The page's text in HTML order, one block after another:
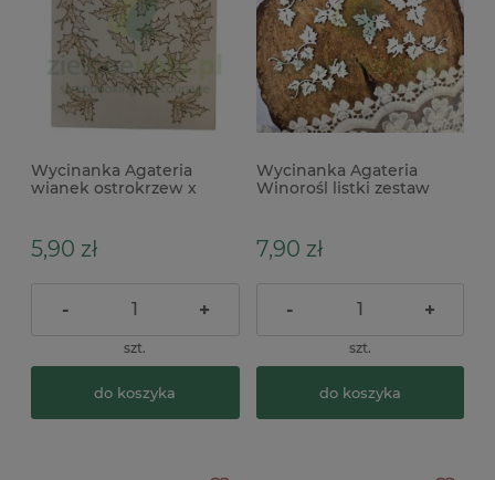
Wycinanka Agateria
wianek ostrokrzew x
5,90 zł
- +
szt.
do koszyka
Wycinanka Agateria
Winorośl listki zestaw
7,90 zł
- +
szt.
do koszyka